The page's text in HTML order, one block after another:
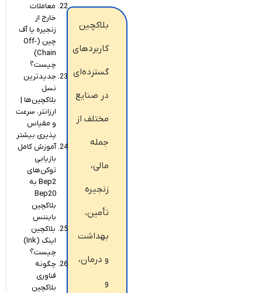
بلاکچین
کاربردهای
گسترده‌ای
در صنایع
مختلف از
جمله
مالی،
زنجیره
تأمین،
بهداشت
و درمان،
و
معاملات
خارج از
زنجیره یا آف
چین (Off-
Chain)
چیست؟
جدیدترین
نسل
بلاکچین‌ها |
ارزانتر، سرعت
و مقیاس
پذیری بیشتر
آموزش کامل
بازیابی
توکن‌های
Bep2 به
Bep20
بلاکچین
بایننس
بلاکچین
اینک (Ink)
چیست؟
چگونه
فناوری
بلاکچین